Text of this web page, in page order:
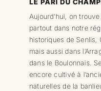
LE PARI DU
Aujourd’hui, on
partout dans notre
historiques de Senlis,
mais aussi dans
dans le Boulonnais.
encore cultivé à
naturelles de la